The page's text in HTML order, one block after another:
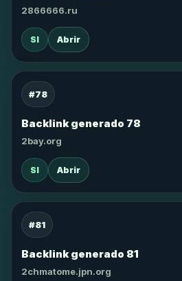
2866666.ru
SI Abrir
#78
Backlink generado 78
2bay.org
SI Abrir
#81
Backlink generado 81
2chmatome.jpn.org